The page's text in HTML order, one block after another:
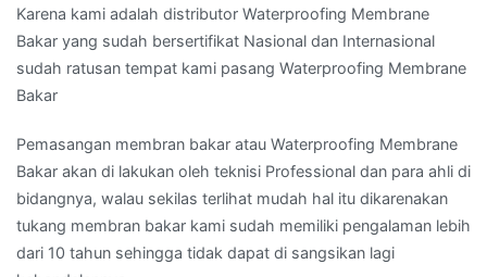
Karena kami adalah distributor Waterproofing Membrane
Bakar yang sudah bersertifikat Nasional dan Internasional
sudah ratusan tempat kami pasang Waterproofing Membrane
Bakar
Pemasangan membran bakar atau Waterproofing Membrane
Bakar akan di lakukan oleh teknisi Professional dan para ahli di
bidangnya, walau sekilas terlihat mudah hal itu dikarenakan
tukang membran bakar kami sudah memiliki pengalaman lebih
dari 10 tahun sehingga tidak dapat di sangsikan lagi